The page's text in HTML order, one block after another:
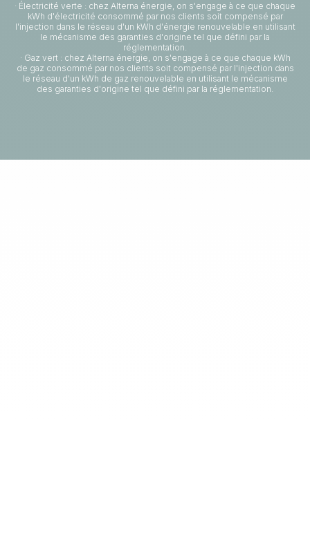
· Électricité verte : chez Alterna énergie, on s'engage à ce que chaque
kWh d'électricité consommé par nos clients soit compensé par
l'injection dans le réseau d'un kWh d'énergie renouvelable en utilisant
le mécanisme des garanties d'origine tel que défini par la
réglementation.
· Gaz vert : chez Alterna énergie, on s'engage à ce que chaque kWh
de gaz consommé par nos clients soit compensé par l'injection dans
le réseau d'un kWh de gaz renouvelable en utilisant le mécanisme
des garanties d'origine tel que défini par la réglementation.